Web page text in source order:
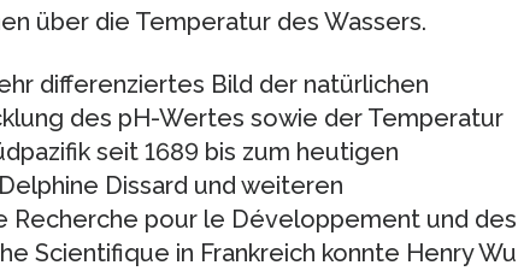
über die Temperatur des Wassers.
differenziertes Bild der natürlichen
des pH-Wertes sowie der Temperatur
seit 1689 bis zum heutigen
Dissard und weiteren
Recherche pour le Développement und des
Scientifique in Frankreich konnte Henry Wu